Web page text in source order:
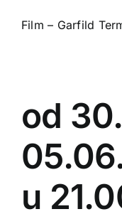
Film – Garfild
od
u